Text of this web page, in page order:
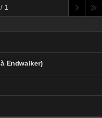
1
Endwalker)